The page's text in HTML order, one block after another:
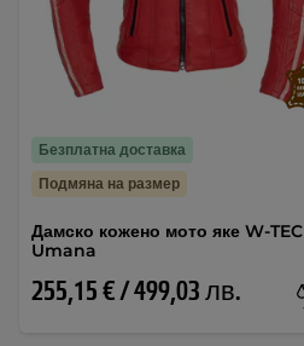
Дамско кожено мото яке W-TEC
Umana
255,15 € / 499,03 лв.
Безплатна доставка
Подмяна на размер